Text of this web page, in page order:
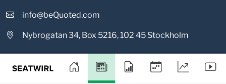
info@beQuoted.com
Nybrogatan 34, Box 5216, 102 45 Stockholm
Integritetspolicy